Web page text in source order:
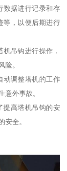
数据进行记录和存
等，以便后期进行
吊钩进行操作，
险。
动调整塔机的工作
意外事故。
提高塔机吊钩的安
安全。